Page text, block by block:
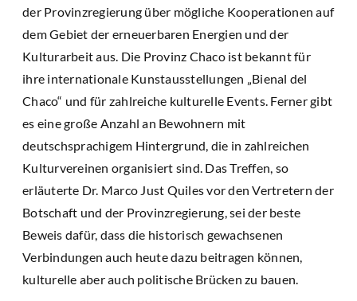
der Provinzregierung über mögliche Kooperationen auf
dem Gebiet der erneuerbaren Energien und der
Kulturarbeit aus. Die Provinz Chaco ist bekannt für
ihre internationale Kunstausstellungen „Bienal del
Chaco“ und für zahlreiche kulturelle Events. Ferner gibt
es eine große Anzahl an Bewohnern mit
deutschsprachigem Hintergrund, die in zahlreichen
Kulturvereinen organisiert sind. Das Treffen, so
erläuterte Dr. Marco Just Quiles vor den Vertretern der
Botschaft und der Provinzregierung, sei der beste
Beweis dafür, dass die historisch gewachsenen
Verbindungen auch heute dazu beitragen können,
kulturelle aber auch politische Brücken zu bauen.